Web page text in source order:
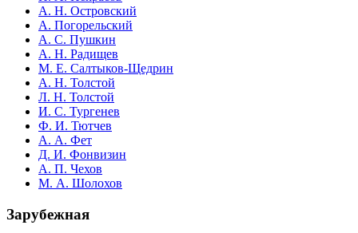
А. Н. Островский
А. Погорельский
А. С. Пушкин
А. Н. Радищев
М. Е. Салтыков-Щедрин
А. Н. Толстой
Л. Н. Толстой
И. С. Тургенев
Ф. И. Тютчев
А. А. Фет
Д. И. Фонвизин
А. П. Чехов
М. А. Шолохов
Зарубежная